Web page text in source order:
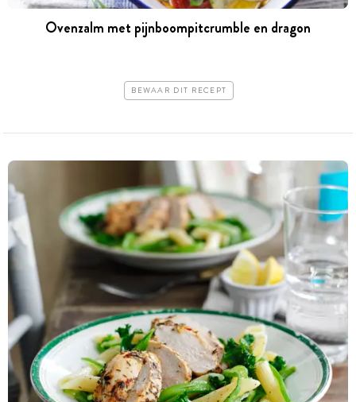
Ovenzalm met pijnboompitcrumble en dragon
BEWAAR DIT RECEPT